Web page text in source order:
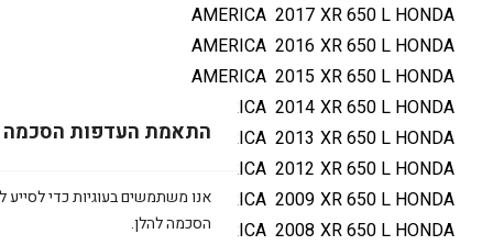
התאמת העדפות הסכמה
אנו משתמשים בעוגיות כדי לסייע
הסכמה להלן.
HONDA
XR 650 L
2017
AMERICA
HONDA
XR 650 L
2016
AMERICA
HONDA
XR 650 L
2015
AMERICA
HONDA
XR 650 L
2014
AMERICA
HONDA
XR 650 L
2013
AMERICA
HONDA
XR 650 L
2012
AMERICA
HONDA
XR 650 L
2009
AMERICA
HONDA
XR 650 L
2008
AMERICA